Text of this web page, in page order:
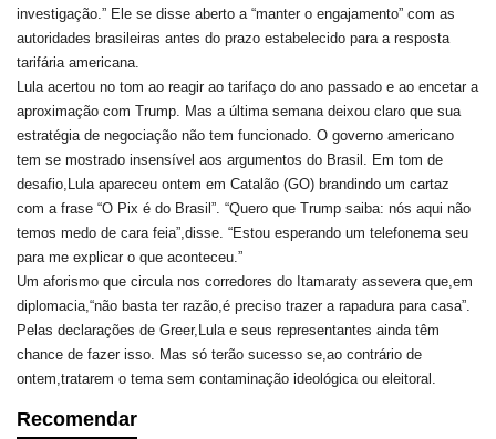
investigação.” Ele se disse aberto a “manter o engajamento” com as
autoridades brasileiras antes do prazo estabelecido para a resposta
tarifária americana.
Lula acertou no tom ao reagir ao tarifaço do ano passado e ao encetar a
aproximação com Trump. Mas a última semana deixou claro que sua
estratégia de negociação não tem funcionado. O governo americano
tem se mostrado insensível aos argumentos do Brasil. Em tom de
desafio,Lula apareceu ontem em Catalão (GO) brandindo um cartaz
com a frase “O Pix é do Brasil”. “Quero que Trump saiba: nós aqui não
temos medo de cara feia”,disse. “Estou esperando um telefonema seu
para me explicar o que aconteceu.”
Um aforismo que circula nos corredores do Itamaraty assevera que,em
diplomacia,“não basta ter razão,é preciso trazer a rapadura para casa”.
Pelas declarações de Greer,Lula e seus representantes ainda têm
chance de fazer isso. Mas só terão sucesso se,ao contrário de
ontem,tratarem o tema sem contaminação ideológica ou eleitoral.
Recomendar